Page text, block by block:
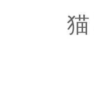
猫